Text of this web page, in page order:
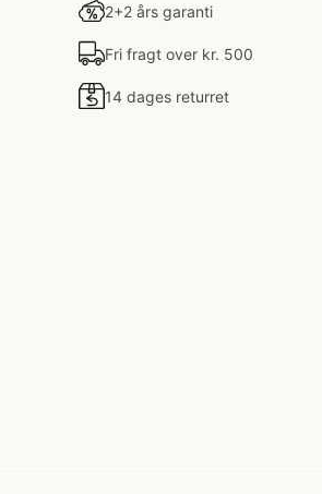
2+2 års garanti
Fri fragt over kr. 500
14 dages returret